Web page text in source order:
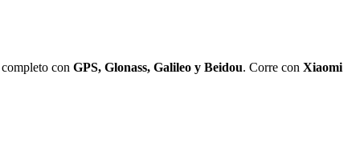
con GPS, Glonass, Galileo y Beidou. Corre con Xiaomi